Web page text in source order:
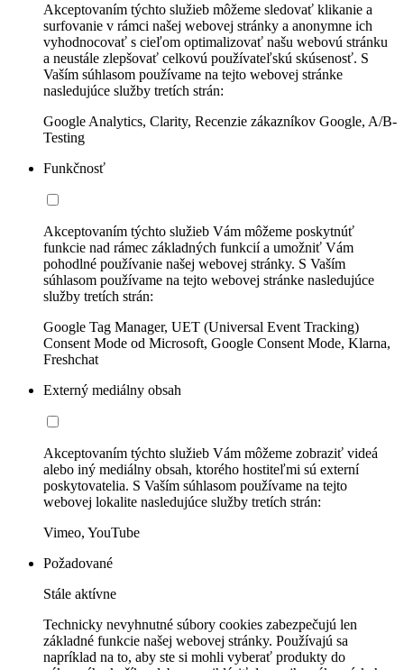
Akceptovaním týchto služieb môžeme sledovať klikanie a
surfovanie v rámci našej webovej stránky a anonymne ich
vyhodnocovať s cieľom optimalizovať našu webovú stránku
a neustále zlepšovať celkovú používateľskú skúsenosť. S
Vaším súhlasom používame na tejto webovej stránke
nasledujúce služby tretích strán:
Google Analytics, Clarity, Recenzie zákazníkov Google, A/B-
Testing
Funkčnosť
Akceptovaním týchto služieb Vám môžeme poskytnúť
funkcie nad rámec základných funkcií a umožniť Vám
pohodlné používanie našej webovej stránky. S Vaším
súhlasom používame na tejto webovej stránke nasledujúce
služby tretích strán:
Google Tag Manager, UET (Universal Event Tracking)
Consent Mode od Microsoft, Google Consent Mode, Klarna,
Freshchat
Externý mediálny obsah
Akceptovaním týchto služieb Vám môžeme zobraziť videá
alebo iný mediálny obsah, ktorého hostiteľmi sú externí
poskytovatelia. S Vaším súhlasom používame na tejto
webovej lokalite nasledujúce služby tretích strán:
Vimeo, YouTube
Požadované
Stále aktívne
Technicky nevyhnutné súbory cookies zabezpečujú len
základné funkcie našej webovej stránky. Používajú sa
napríklad na to, aby ste si mohli vyberať produkty do